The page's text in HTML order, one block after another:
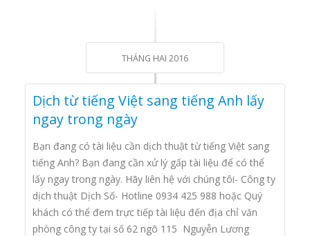
THÁNG HAI 2016
Dịch từ tiếng Việt sang tiếng Anh lấy
ngay trong ngày
Bạn đang có tài liệu cần dịch thuật từ tiếng Việt sang
tiếng Anh? Bạn đang cần xử lý gấp tài liệu để có thể
lấy ngay trong ngày. Hãy liên hệ với chúng tôi- Công ty
dịch thuật Dịch Số- Hotline 0934 425 988 hoặc Quý
khách có thể đem trực tiếp tài liệu đến địa chỉ văn
phòng công ty tại số 62 ngõ 115 Nguyễn Lương